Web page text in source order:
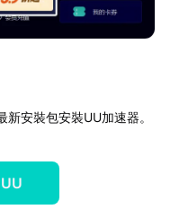
安裝包安裝UU加速器。